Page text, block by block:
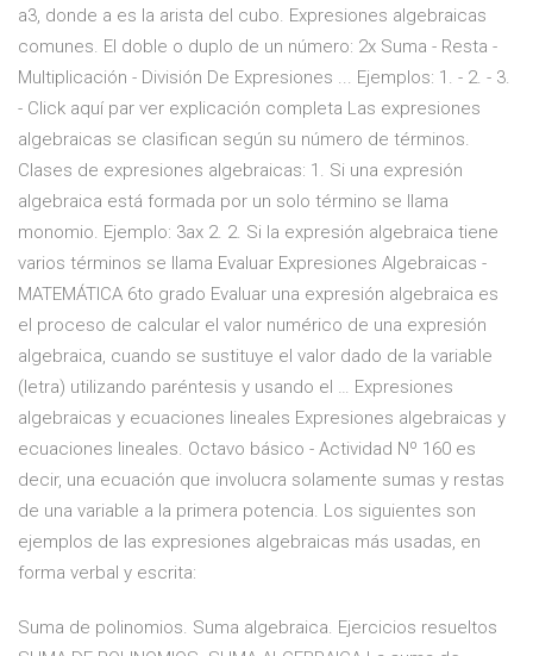
a3, donde a es la arista del cubo. Expresiones algebraicas
comunes. El doble o duplo de un número: 2x Suma - Resta -
Multiplicación - División De Expresiones ... Ejemplos: 1. - 2. - 3.
- Click aquí par ver explicación completa Las expresiones
algebraicas se clasifican según su número de términos.
Clases de expresiones algebraicas: 1. Si una expresión
algebraica está formada por un solo término se llama
monomio. Ejemplo: 3ax 2. 2. Si la expresión algebraica tiene
varios términos se llama Evaluar Expresiones Algebraicas -
MATEMÁTICA 6to grado Evaluar una expresión algebraica es
el proceso de calcular el valor numérico de una expresión
algebraica, cuando se sustituye el valor dado de la variable
(letra) utilizando paréntesis y usando el … Expresiones
algebraicas y ecuaciones lineales Expresiones algebraicas y
ecuaciones lineales. Octavo básico - Actividad Nº 160 es
decir, una ecuación que involucra solamente sumas y restas
de una variable a la primera potencia. Los siguientes son
ejemplos de las expresiones algebraicas más usadas, en
forma verbal y escrita:
Suma de polinomios. Suma algebraica. Ejercicios resueltos